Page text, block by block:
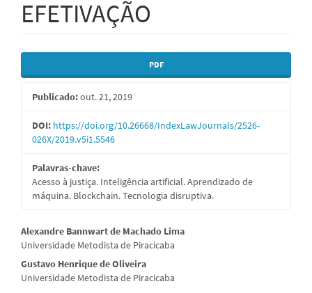
EFETIVAÇÃO
Barra
lateral
de
artigos
PDF
Publicado:out. 21, 2019
DOI: https://doi.org/10.26668/IndexLawJournals/2526-
026X/2019.v5i1.5546
Palavras-chave:
Acesso à justiça. Inteligência artificial. Aprendizado de
máquina. Blockchain. Tecnologia disruptiva.
Conteúdo
do
artigo
Alexandre Bannwart de Machado Lima
Universidade Metodista de Piracicaba
Gustavo Henrique de Oliveira
Universidade Metodista de Piracicaba